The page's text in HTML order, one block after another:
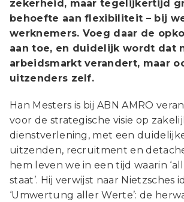
zekerheid, maar tegelijkertijd
behoefte aan flexibiliteit – bij
werknemers. Voeg daar de
aan toe, en duidelijk wordt dat
arbeidsmarkt verandert, maar
uitzenders zelf.
Han Mesters is bij ABN AMRO
voor de strategische visie op
dienstverlening, met een
uitzenden, recruitment en
hem leven we in een tijd waarin
staat’. Hij verwijst naar Nietzsches
‘Umwertung aller Werte’: de